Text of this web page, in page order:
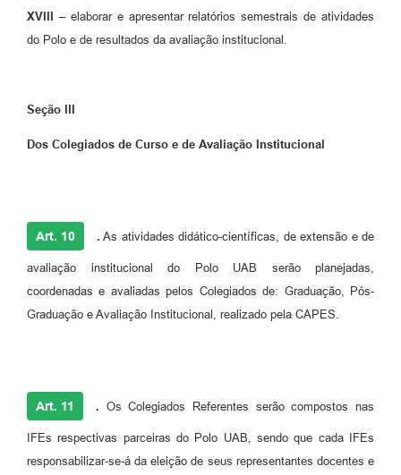
XVIII –elaborar e apresentar relatórios semestrais de atividades
do Polo e de resultados da avaliação institucional.
Seção III
Dos Colegiados de Curso e de Avaliação Institucional
Art. 10 . As atividades didático-científicas, de extensão e de
avaliação institucional do Polo UAB serão planejadas,
coordenadas e avaliadas pelos Colegiados de: Graduação, Pós-
Graduação e Avaliação Institucional, realizado pela CAPES.
Art. 11 . Os Colegiados Referentes serão compostos nas
IFEs respectivas parceiras do Polo UAB, sendo que cada IFEs
responsabilizar-se-á da eleição de seus representantes docentes e